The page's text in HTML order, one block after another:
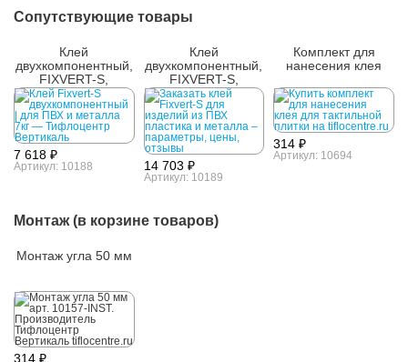
Сопутствующие товары
Клей
двухкомпонентный,
FIXVERT-S,
универсальный, 7
кг
7 618 ₽
Артикул: 10188
Клей
двухкомпонентный,
FIXVERT-S,
универсальный, 14
кг
14 703 ₽
Артикул: 10189
Комплект для
нанесения клея
314 ₽
Артикул: 10694
Монтаж (в корзине товаров)
Монтаж угла 50 мм
314 ₽